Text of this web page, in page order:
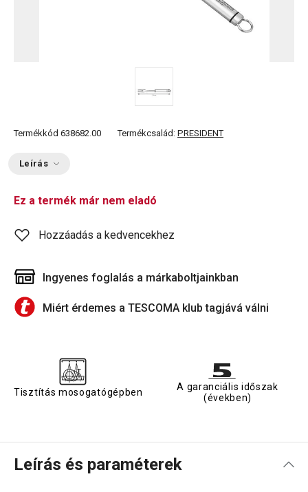
Termékkód 638682.00 Termékcsalád: PRESIDENT
Leírás
Ez a termék már nem eladó
Hozzáadás a kedvencekhez
Ingyenes foglalás a márkaboltjainkban
Miért érdemes a TESCOMA klub tagjává válni
Tisztítás mosogatógépben
A garanciális időszak
(években)
Leírás és paraméterek